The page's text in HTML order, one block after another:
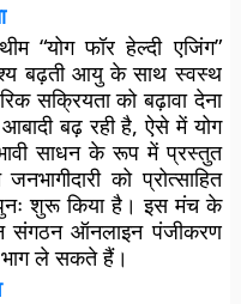
“योग फॉर हेल्दी एजिंग”
बढ़ती आयु के साथ स्वस्थ
सक्रियता को बढ़ावा देना
बढ़ रही है, ऐसे में योग
साधन के रूप में प्रस्तुत
को प्रोत्साहित
शुरू किया है। इस मंच के
संगठन ऑनलाइन पंजीकरण
भाग ले सकते हैं।